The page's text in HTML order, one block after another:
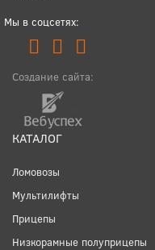
Мы в соцсетях:
Создание сайта:
КАТАЛОГ
Ломовозы
Мультилифты
Прицепы
Низкорамные полуприцепы